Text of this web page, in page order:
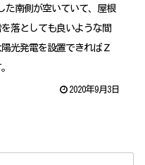
た南側が空いていて、屋根
落としても良いような間
光発電を設置できればＺ
2020年9月3日